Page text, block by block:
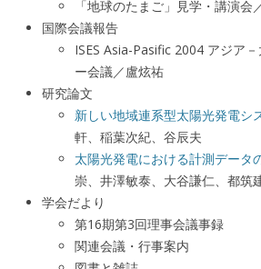
「地球のたまご」見学・講演会
国際会議報告
ISES Asia-Pasific 2004 アジア
ー会議／盧炫祐
研究論文
新しい地域連系型太陽光発電シ
軒、稲葉次紀、谷辰夫
太陽光発電における計測データ
崇、井澤敏泰、大谷謙仁、都筑
学会だより
第16期第3回理事会議事録
関連会議・行事案内